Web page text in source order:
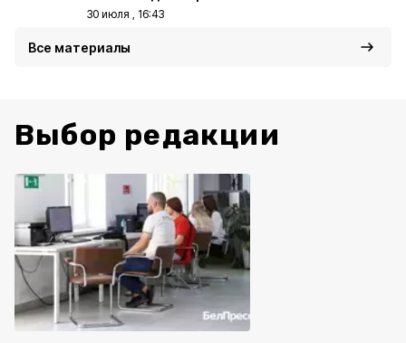
30 июля , 16:43
Все материалы
Выбор редакции